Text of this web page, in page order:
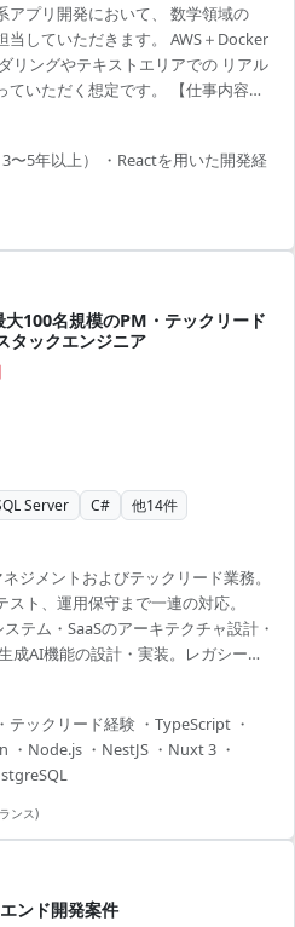
アプリ開発において、 数学領域の
当していただきます。 AWS＋Docker
リングやテキストエリアでの リアル
いただく想定です。 【仕事内容】
およびリアルタイムプレビュー等の
、単体試験、結合試験の実施 ※詳細
、LaTeX、React 環境：
、Lambda)、...
〜5年以上） ・Reactを用いた開発経
100名規模のPM・テックリード
タックエンジニア
Server C# 他14件
ジメントおよびテックリード業務。
ト、運用保守まで一連の対応。
テム・SaaSのアーキテクチャ設計・
成AI機能の設計・実装。レガシーシ
テックリード経験 ・TypeScript ・
・Node.js ・NestJS ・Nuxt 3 ・
ンス)
ンド開発案件